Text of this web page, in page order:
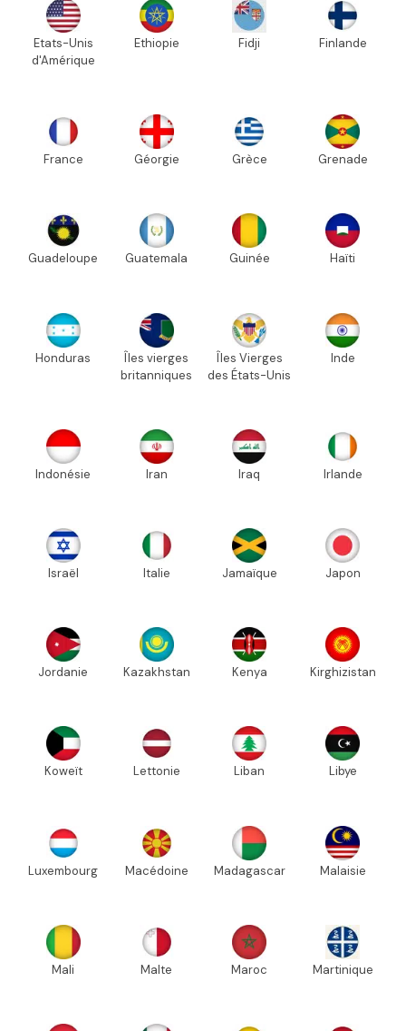
Etats-Unis
d'Amérique
Ethiopie Fidji Finlande
France Géorgie Grèce Grenade
Guadeloupe Guatemala Guinée Haïti
Honduras
Îles vierges
britanniques
Îles Vierges
des États-Unis
Inde
Indonésie Iran Iraq Irlande
Israël Italie Jamaïque Japon
Jordanie Kazakhstan Kenya Kirghizistan
Koweït Lettonie Liban Libye
Luxembourg Macédoine Madagascar Malaisie
Mali Malte Maroc Martinique